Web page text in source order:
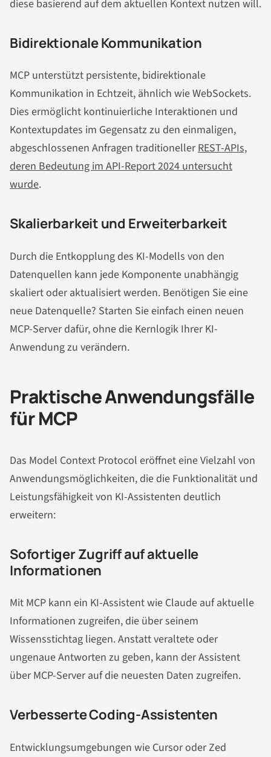
diese basierend auf dem aktuellen Kontext nutzen will.
Bidirektionale Kommunikation
MCP unterstützt persistente, bidirektionale
Kommunikation in Echtzeit, ähnlich wie WebSockets.
Dies ermöglicht kontinuierliche Interaktionen und
Kontextupdates im Gegensatz zu den einmaligen,
abgeschlossenen Anfragen traditionellerREST-APIs,
deren Bedeutung im API-Report 2024 untersucht
wurde.
Skalierbarkeit und Erweiterbarkeit
Durch die Entkopplung des KI-Modells von den
Datenquellen kann jede Komponente unabhängig
skaliert oder aktualisiert werden. Benötigen Sie eine
neue Datenquelle? Starten Sie einfach einen neuen
MCP-Server dafür, ohne die Kernlogik Ihrer KI-
Anwendung zu verändern.
Praktische Anwendungsfälle
für MCP
Das Model Context Protocol eröffnet eine Vielzahl von
Anwendungsmöglichkeiten, die die Funktionalität und
Leistungsfähigkeit von KI-Assistenten deutlich
erweitern:
Sofortiger Zugriff auf aktuelle
Informationen
Mit MCP kann ein KI-Assistent wie Claude auf aktuelle
Informationen zugreifen, die über seinem
Wissensstichtag liegen. Anstatt veraltete oder
ungenaue Antworten zu geben, kann der Assistent
über MCP-Server auf die neuesten Daten zugreifen.
Verbesserte Coding-Assistenten
Entwicklungsumgebungen wie Cursor oder Zed